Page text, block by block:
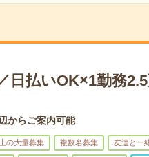
日払いOK×1勤務
からご案内可能
の大量募集 複数名募集 友達と一